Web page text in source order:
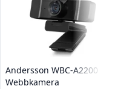
Andersson WBC-A2200
Webbkamera